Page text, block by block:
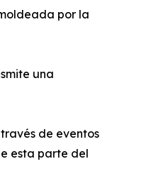
por la
una
de eventos
esta parte del